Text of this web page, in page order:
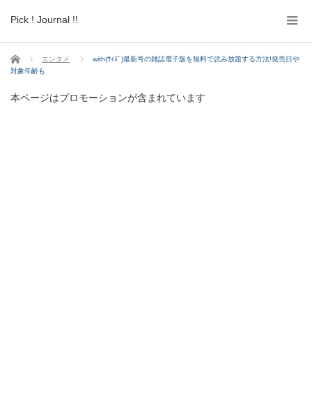
Pick ! Journal !!
ホーム エンタメ
with(ｳｨｽﾞ)最新号の雑誌電子版を無料で読み放題する方法!発売日や
対象年齢も
本ページはプロモーションが含まれています